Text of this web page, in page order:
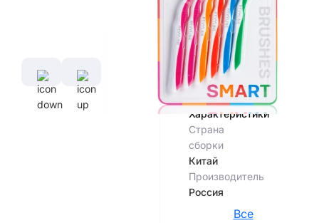
Цвет
Характеристики
Страна
сборки
Китай
Производитель
Россия
Все